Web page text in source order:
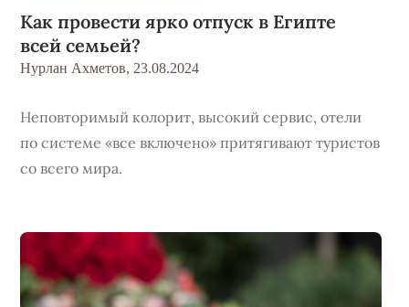
Как провести ярко отпуск в Египте
всей семьей?
Нурлан Ахметов, 23.08.2024
Неповторимый колорит, высокий сервис, отели
по системе «все включено» притягивают туристов
со всего мира.